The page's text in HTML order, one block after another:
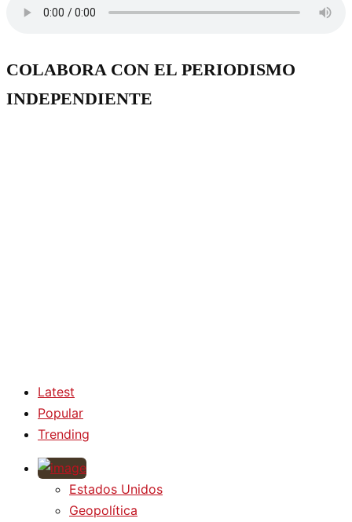
COLABORA CON EL PERIODISMO
INDEPENDIENTE
Latest
Popular
Trending
Estados Unidos
Geopolítica